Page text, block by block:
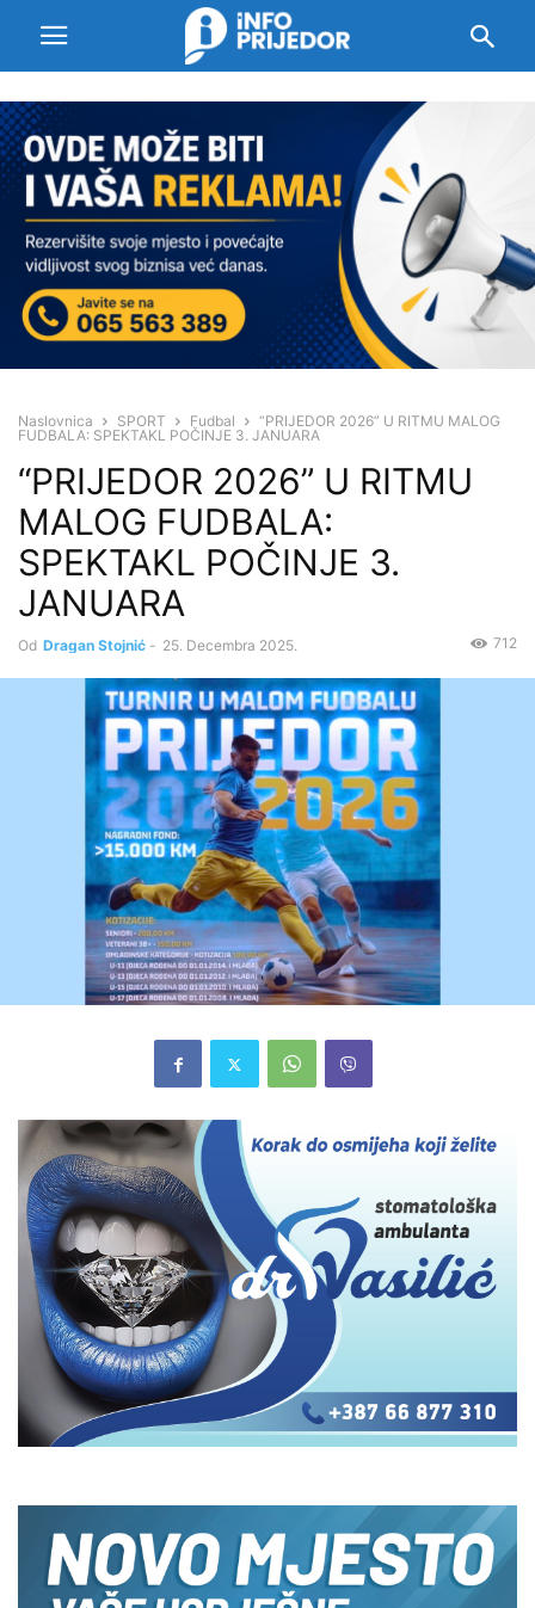
Naslovnica SPORT Fudbal
“PRIJEDOR 2026” U RITMU MALOG
FUDBALA: SPEKTAKL POČINJE 3. JANUARA
“PRIJEDOR 2026” U RITMU
MALOG FUDBALA:
SPEKTAKL POČINJE 3.
JANUARA
Od Dragan Stojnić - 25. Decembra 2025. 712